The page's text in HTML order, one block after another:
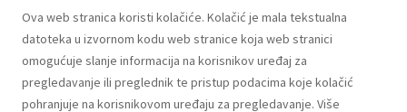
Ova web stranica koristi kolačiće. Kolačić je mala tekstualna
datoteka u izvornom kodu web stranice koja web stranici
omogućuje slanje informacija na korisnikov uređaj za
pregledavanje ili preglednik te pristup podacima koje kolačić
pohranjuje na korisnikovom uređaju za pregledavanje. Više
bonovima za gorivo